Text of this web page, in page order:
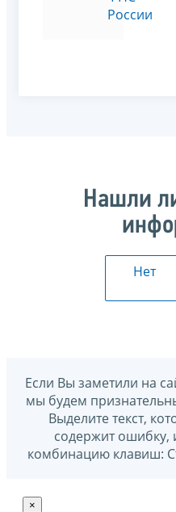
России
Нашли
Нет
Если Вы заметили на
мы будем
Выделите текст,
содержит ошибку,
комбинацию клавиш:
×